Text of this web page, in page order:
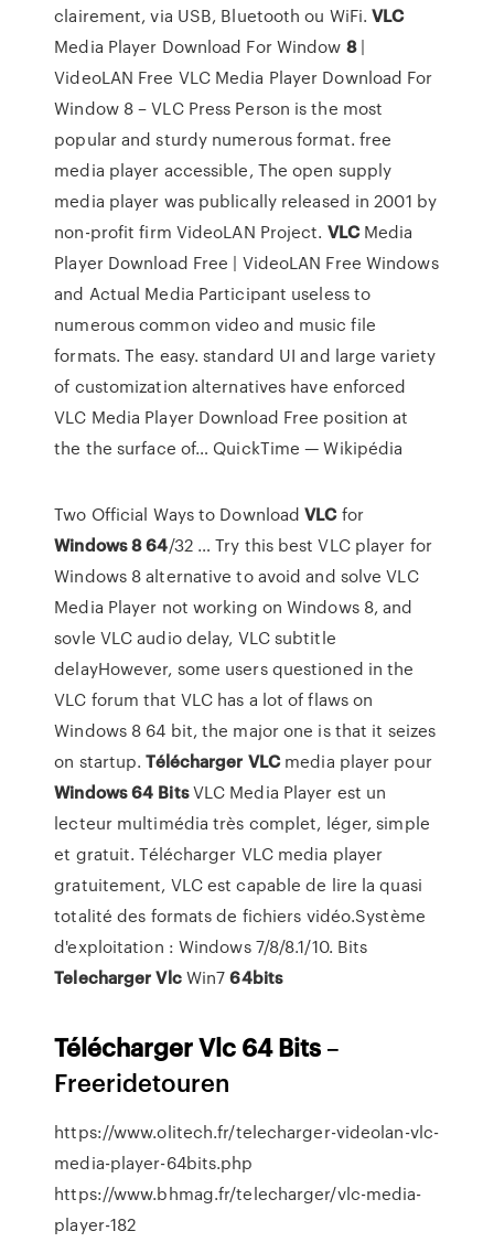
clairement, via USB, Bluetooth ou WiFi.VLC
Media Player Download For Window 8|
VideoLAN Free VLC Media Player Download For
Window 8 – VLC Press Person is the most
popular and sturdy numerous format. free
media player accessible, The open supply
media player was publically released in 2001 by
non-profit firm VideoLAN Project. VLCMedia
Player Download Free | VideoLAN Free Windows
and Actual Media Participant useless to
numerous common video and music file
formats. The easy. standard UI and large variety
of customization alternatives have enforced
VLC Media Player Download Free position at
the the surface of… QuickTime — Wikipédia
Two Official Ways to DownloadVLCfor
Windows864/32 … Try this best VLC player for
Windows 8 alternative to avoid and solve VLC
Media Player not working on Windows 8, and
sovle VLC audio delay, VLC subtitle
delayHowever, some users questioned in the
VLC forum that VLC has a lot of flaws on
Windows 8 64 bit, the major one is that it seizes
on startup.Télécharger VLCmedia player pour
Windows64 BitsVLC Media Player est un
lecteur multimédia très complet, léger, simple
et gratuit. Télécharger VLC media player
gratuitement, VLC est capable de lire la quasi
totalité des formats de fichiers vidéo.Système
d'exploitation : Windows 7/8/8.1/10. Bits
Telecharger VlcWin764bits
Télécharger Vlc 64Bits –
Freeridetouren
https://www.olitech.fr/telecharger-videolan-vlc-
media-player-64bits.php
https://www.bhmag.fr/telecharger/vlc-media-
player-182